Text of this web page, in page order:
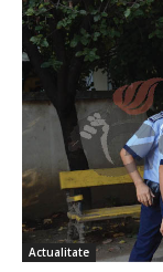
Actualitate